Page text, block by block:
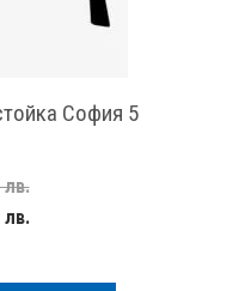
София 5
158,50 €
Текущата
е: